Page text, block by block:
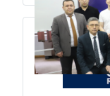
2